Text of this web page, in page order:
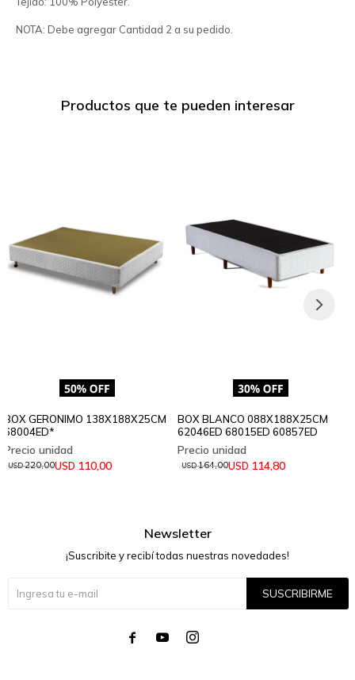
NOTA: Debe agregar Cantidad 2 a su pedido.
Productos que te pueden interesar
BOX GERONIMO 138X188X25CM
68004ED*
USD 110,00
USD220,00
BOX BLANCO 088X188X25CM
62046ED 68015ED 60857ED
USD 114,80
USD164,00
Newsletter
¡Suscribite y recibí todas nuestras novedades!
SUSCRIBIRME
  